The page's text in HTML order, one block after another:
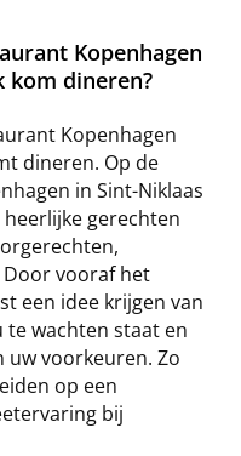
Kopenhagen
kom dineren?
Kopenhagen
dineren. Op de
in Sint-Niklaas
gerechten
vooraf het
een idee krijgen van
wachten staat en
uw voorkeuren. Zo
op een
bij